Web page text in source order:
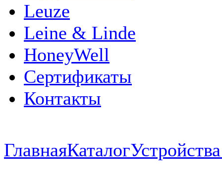
Leuze
Leine & Linde
HoneyWell
Сертификаты
Контакты
ГлавнаяКаталог